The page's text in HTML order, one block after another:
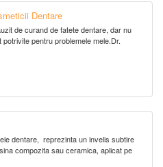
Dentare
de curand de fatete dentare, dar nu
pentru problemele mele.Dr.
dentare, reprezinta un invelis subtire
compozita sau ceramica, aplicat pe